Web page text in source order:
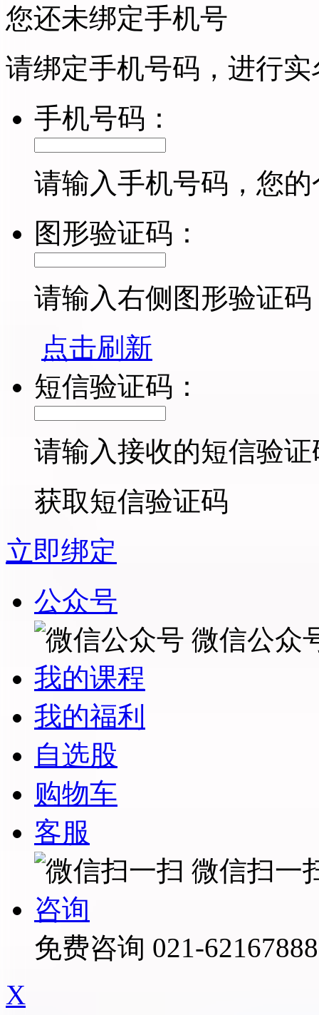
您还未绑定手机号
请绑定手机号码，进行
手机号码：
请输入手机号码，您
图形验证码：
请输入右侧图形验证码
点击刷新
短信验证码：
请输入接收的短信验证
获取短信验证码
立即绑定
公众号
微信公众
我的课程
我的福利
自选股
购物车
客服
微信扫一
咨询
免费咨询 021-62167888
X